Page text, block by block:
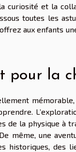
curiosité et la
toutes les
aux enfants
pour la
de la physique à
même, une
historiques, des